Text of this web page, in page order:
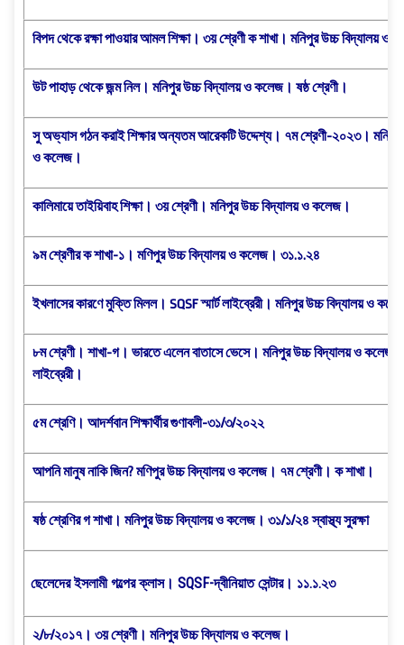
বিপদ থেকে রক্ষা পাওয়ার আমল শিক্ষা। ৩য় শ্রেণী ক শাখা। মনিপুর উচ্চ বিদ্যালয় ও
উট পাহাড় থেকে জন্ম নিল। মনিপুর উচ্চ বিদ্যালয় ও কলেজ। ষষ্ঠ শ্রেণী।
সু অভ্যাস গঠন করাই শিক্ষার অন্যতম আরেকটি উদ্দেশ্য। ৭ম শ্রেণী-২০২৩। মনিপুর
ও কলেজ।
কালিমায়ে তাইয়িবাহ শিক্ষা। ৩য় শ্রেণী। মনিপুর উচ্চ বিদ্যালয় ও কলেজ।
৯ম শ্রেণীর ক শাখা-১। মণিপুর উচ্চ বিদ্যালয় ও কলেজ। ৩১.১.২৪
ইখলাসের কারণে মুক্তি মিলল। SQSF স্মার্ট লাইব্রেরী। মনিপুর উচ্চ বিদ্যালয় ও
৮ম শ্রেণী। শাখা-গ। ভারতে এলেন বাতাসে ভেসে। মনিপুর উচ্চ বিদ্যালয় ও কলেজ।
লাইব্রেরী।
৫ম শ্রেণি। আদর্শবান শিক্ষার্থীর গুণাবলী-৩১/৩/২০২২
আপনি মানুষ নাকি জিন? মণিপুর উচ্চ বিদ্যালয় ও কলেজ। ৭ম শ্রেণী। ক শাখা।
ষষ্ঠ শ্রেণির গ শাখা। মনিপুর উচ্চ বিদ্যালয় ও কলেজ। ৩১/১/২৪ স্বাস্থ্য সুরক্ষা
ছেলেদের ইসলামী গল্পের ক্লাস। SQSF-দ্বীনিয়াত সেন্টার। ১১.১.২৩
২/৮/২০১৭। ৩য় শ্রেণী। মনিপুর উচ্চ বিদ্যালয় ও কলেজ।